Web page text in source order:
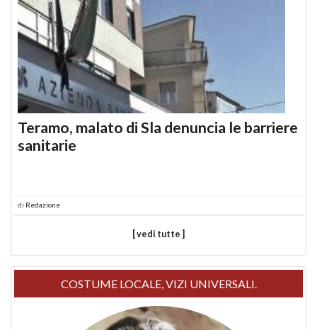
Teramo, malato di Sla denuncia le barriere
sanitarie
di Redazione
[ vedi tutte ]
COSTUME LOCALE, VIZI UNIVERSALI.